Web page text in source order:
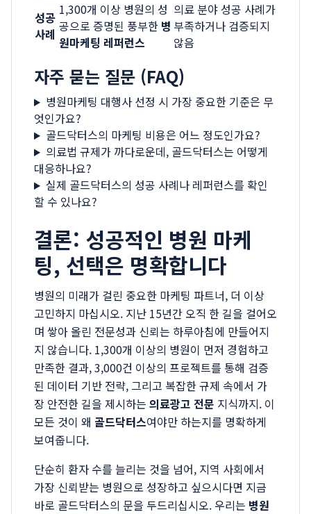
성공
사례
1,300개 이상 병원의 성
공으로 증명된 풍부한 병
원마케팅 레퍼런스
의료 분야 성공 사례가
부족하거나 검증되지
않음
자주 묻는 질문 (FAQ)
병원마케팅 대행사 선정 시 가장 중요한 기준은 무
엇인가요?
골드닥터스의 마케팅 비용은 어느 정도인가요?
의료법 규제가 까다로운데, 골드닥터스는 어떻게
대응하나요?
실제 골드닥터스의 성공 사례나 레퍼런스를 확인
할 수 있나요?
결론: 성공적인 병원 마케
팅, 선택은 명확합니다
병원의 미래가 걸린 중요한 마케팅 파트너, 더 이상
고민하지 마십시오. 지난 15년간 오직 한 길을 걸어오
며 쌓아 올린 전문성과 신뢰는 하루아침에 만들어지
지 않습니다. 1,300개 이상의 병원이 먼저 경험하고
만족한 결과, 3,000건 이상의 프로젝트를 통해 검증
된 데이터 기반 전략, 그리고 복잡한 규제 속에서 가
장 안전한 길을 제시하는 의료광고 전문 지식까지. 이
모든 것이 왜 골드닥터스여야만 하는지를 명확하게
보여줍니다.
단순히 환자 수를 늘리는 것을 넘어, 지역 사회에서
가장 신뢰받는 병원으로 성장하고 싶으시다면 지금
바로 골드닥터스의 문을 두드리십시오. 우리는 병원